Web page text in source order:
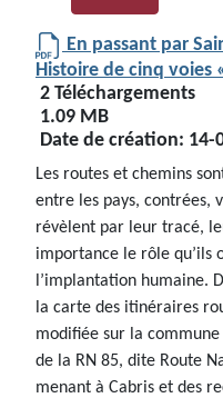
En passant par
Histoire de cinq voies
2 Téléchargements
1.09 MB
Date de création: 14-
Les routes et chemins
entre les pays, contrées,
révèlent par leur tracé,
importance le rôle qu’ils
l’implantation humaine.
la carte des itinéraires
modifiée sur la
de la RN 85, dite Route
menant à Cabris et des